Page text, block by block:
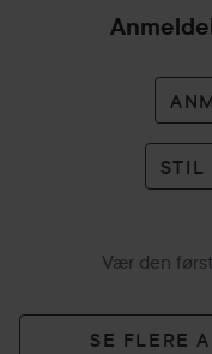
STIL
Vær den
SE FLERE